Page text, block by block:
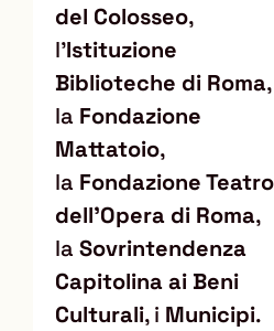
del Colosseo,
l’Istituzione
Biblioteche di Roma,
la Fondazione
Mattatoio,
la Fondazione Teatro
dell’Opera di Roma,
la Sovrintendenza
Capitolina ai Beni
Culturali, i Municipi.